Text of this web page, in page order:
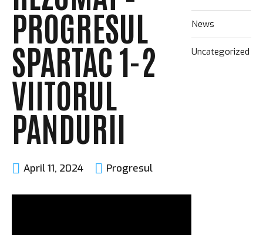
PROGRESUL
SPARTAC 1-2
VIITORUL
PANDURII
April 11, 2024 Progresul
News
Uncategorized